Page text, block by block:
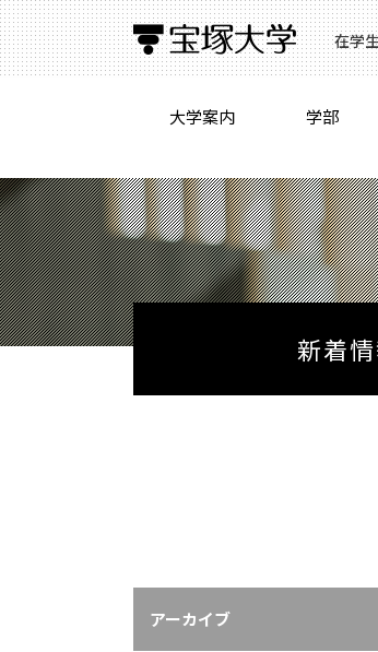
在学
大学案内 学部
新着
アーカイブ